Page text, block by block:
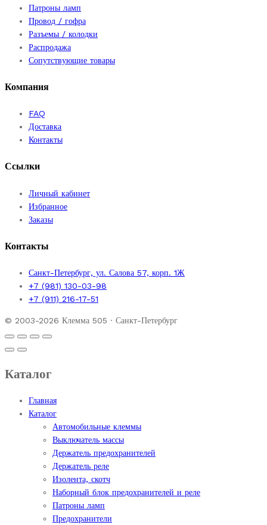
Патроны ламп
Провод / гофра
Разъемы / колодки
Распродажа
Сопутствующие товары
Компания
FAQ
Доставка
Контакты
Ссылки
Личный кабинет
Избранное
Заказы
Контакты
Санкт-Петербург, ул. Салова 57, корп. 1Ж
+7 (981) 130-03-98
+7 (911) 216-17-51
© 2003-2026 Клемма 505 · Санкт-Петербург
Каталог
Главная
Каталог
Автомобильные клеммы
Выключатель массы
Держатель предохранителей
Держатель реле
Изолента, скотч
Наборный блок предохранителей и реле
Патроны ламп
Предохранители